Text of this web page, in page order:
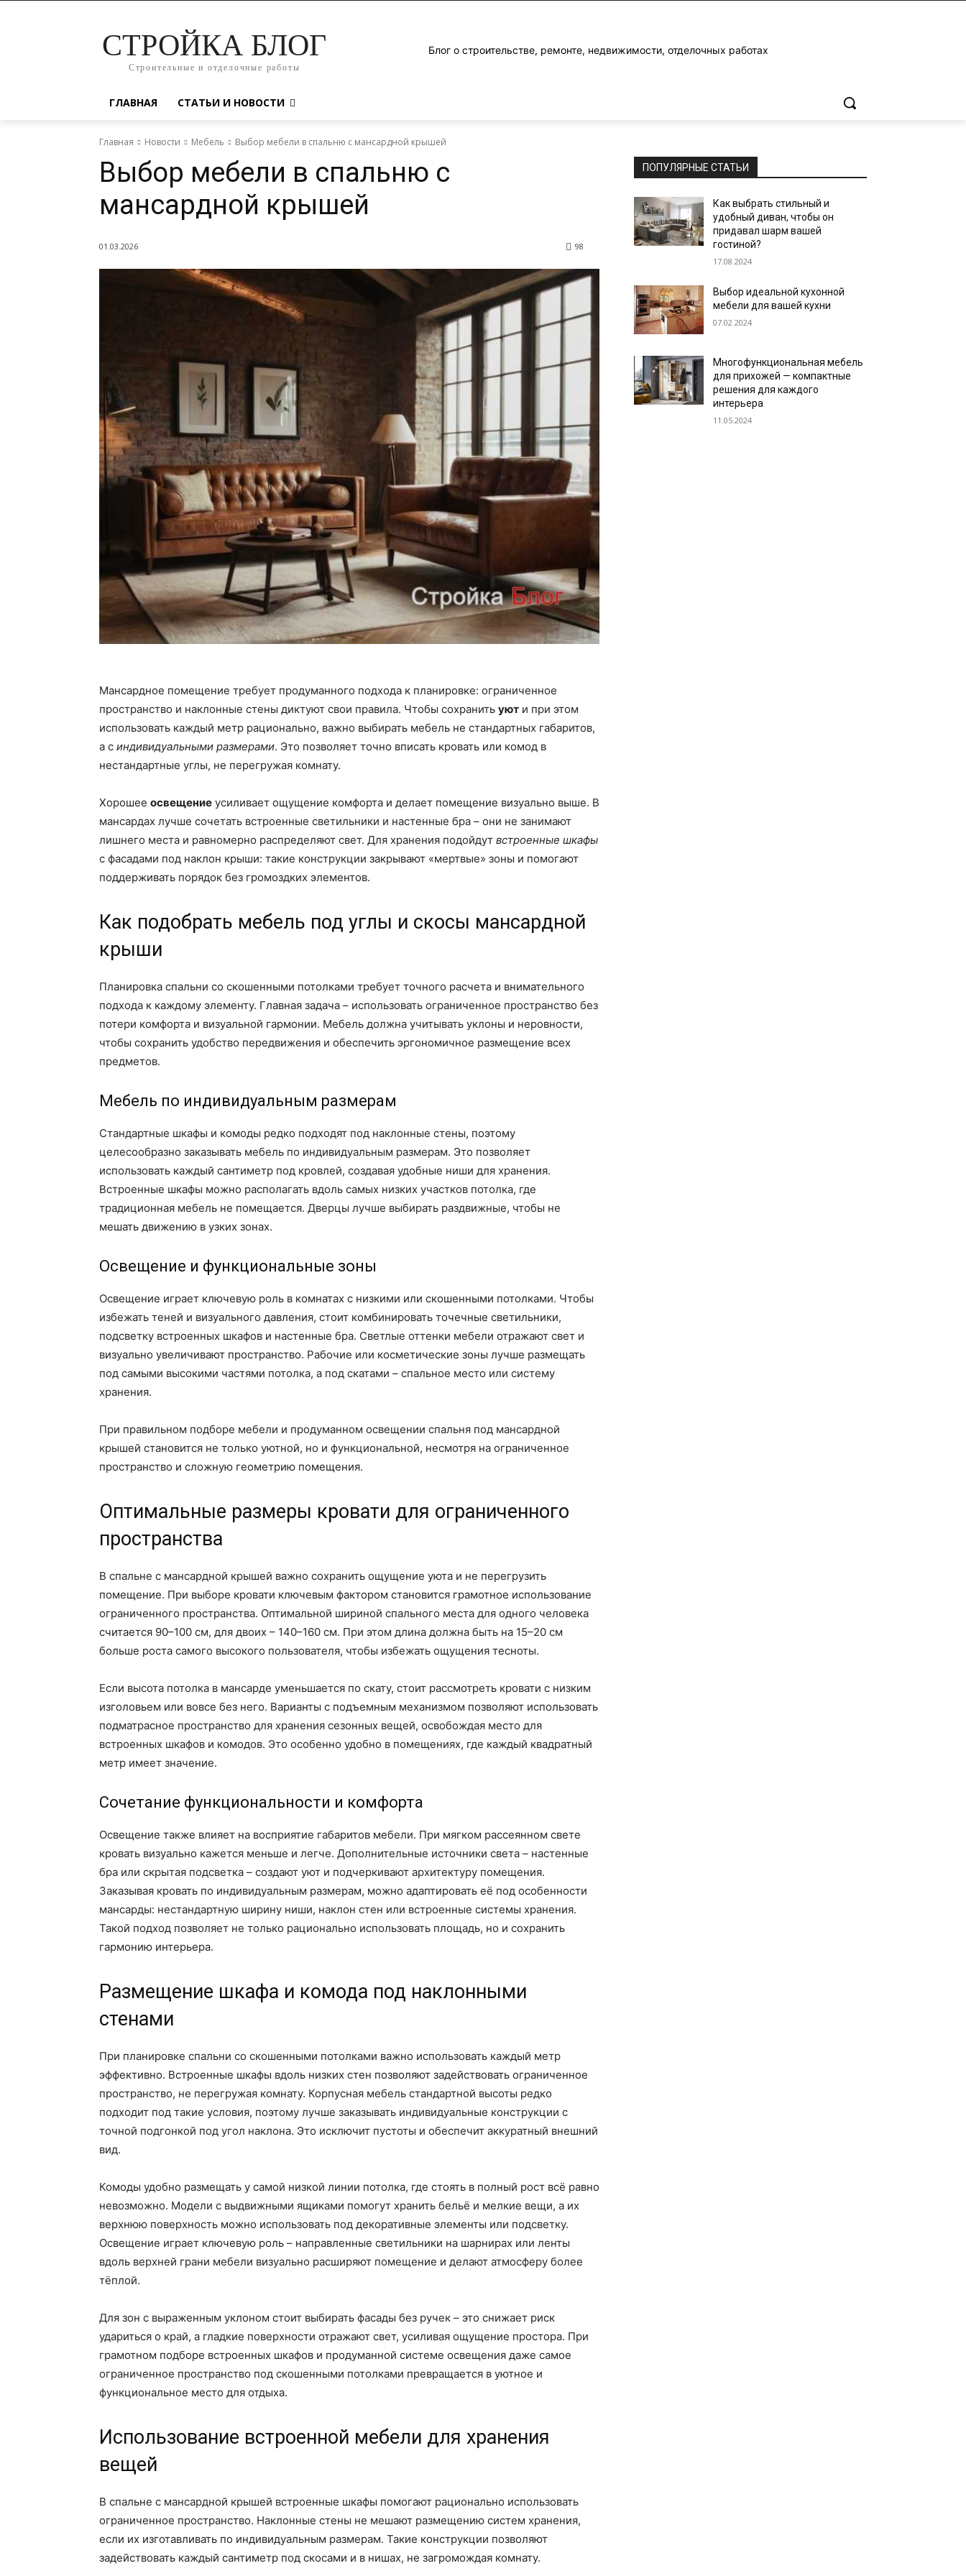
СТРОЙКА БЛОГ
Строительные и отделочные работы
Блог о строительстве, ремонте, недвижимости, отделочных работах
ГЛАВНАЯ СТАТЬИ И НОВОСТИ
Главная Новости Мебель Выбор мебели в спальню с мансардной крышей
Выбор мебели в спальню с
мансардной крышей
01.03.2026 98
Мансардное помещение требует продуманного подхода к планировке: ограниченное
пространство и наклонные стены диктуют свои правила. Чтобы сохранить уют и при этом
использовать каждый метр рационально, важно выбирать мебель не стандартных габаритов,
а с индивидуальными размерами. Это позволяет точно вписать кровать или комод в
нестандартные углы, не перегружая комнату.
Хорошее освещение усиливает ощущение комфорта и делает помещение визуально выше. В
мансардах лучше сочетать встроенные светильники и настенные бра – они не занимают
лишнего места и равномерно распределяют свет. Для хранения подойдут встроенные шкафы
с фасадами под наклон крыши: такие конструкции закрывают «мертвые» зоны и помогают
поддерживать порядок без громоздких элементов.
Как подобрать мебель под углы и скосы мансардной
крыши
Планировка спальни со скошенными потолками требует точного расчета и внимательного
подхода к каждому элементу. Главная задача – использовать ограниченное пространство без
потери комфорта и визуальной гармонии. Мебель должна учитывать уклоны и неровности,
чтобы сохранить удобство передвижения и обеспечить эргономичное размещение всех
предметов.
Мебель по индивидуальным размерам
Стандартные шкафы и комоды редко подходят под наклонные стены, поэтому
целесообразно заказывать мебель по индивидуальным размерам. Это позволяет
использовать каждый сантиметр под кровлей, создавая удобные ниши для хранения.
Встроенные шкафы можно располагать вдоль самых низких участков потолка, где
традиционная мебель не помещается. Дверцы лучше выбирать раздвижные, чтобы не
мешать движению в узких зонах.
Освещение и функциональные зоны
Освещение играет ключевую роль в комнатах с низкими или скошенными потолками. Чтобы
избежать теней и визуального давления, стоит комбинировать точечные светильники,
подсветку встроенных шкафов и настенные бра. Светлые оттенки мебели отражают свет и
визуально увеличивают пространство. Рабочие или косметические зоны лучше размещать
под самыми высокими частями потолка, а под скатами – спальное место или систему
хранения.
При правильном подборе мебели и продуманном освещении спальня под мансардной
крышей становится не только уютной, но и функциональной, несмотря на ограниченное
пространство и сложную геометрию помещения.
Оптимальные размеры кровати для ограниченного
пространства
В спальне с мансардной крышей важно сохранить ощущение уюта и не перегрузить
помещение. При выборе кровати ключевым фактором становится грамотное использование
ограниченного пространства. Оптимальной шириной спального места для одного человека
считается 90–100 см, для двоих – 140–160 см. При этом длина должна быть на 15–20 см
больше роста самого высокого пользователя, чтобы избежать ощущения тесноты.
Если высота потолка в мансарде уменьшается по скату, стоит рассмотреть кровати с низким
изголовьем или вовсе без него. Варианты с подъемным механизмом позволяют использовать
подматрасное пространство для хранения сезонных вещей, освобождая место для
встроенных шкафов и комодов. Это особенно удобно в помещениях, где каждый квадратный
метр имеет значение.
Сочетание функциональности и комфорта
Освещение также влияет на восприятие габаритов мебели. При мягком рассеянном свете
кровать визуально кажется меньше и легче. Дополнительные источники света – настенные
бра или скрытая подсветка – создают уют и подчеркивают архитектуру помещения.
Заказывая кровать по индивидуальным размерам, можно адаптировать её под особенности
мансарды: нестандартную ширину ниши, наклон стен или встроенные системы хранения.
Такой подход позволяет не только рационально использовать площадь, но и сохранить
гармонию интерьера.
Размещение шкафа и комода под наклонными
стенами
При планировке спальни со скошенными потолками важно использовать каждый метр
эффективно. Встроенные шкафы вдоль низких стен позволяют задействовать ограниченное
пространство, не перегружая комнату. Корпусная мебель стандартной высоты редко
подходит под такие условия, поэтому лучше заказывать индивидуальные конструкции с
точной подгонкой под угол наклона. Это исключит пустоты и обеспечит аккуратный внешний
вид.
Комоды удобно размещать у самой низкой линии потолка, где стоять в полный рост всё равно
невозможно. Модели с выдвижными ящиками помогут хранить бельё и мелкие вещи, а их
верхнюю поверхность можно использовать под декоративные элементы или подсветку.
Освещение играет ключевую роль – направленные светильники на шарнирах или ленты
вдоль верхней грани мебели визуально расширяют помещение и делают атмосферу более
тёплой.
Для зон с выраженным уклоном стоит выбирать фасады без ручек – это снижает риск
удариться о край, а гладкие поверхности отражают свет, усиливая ощущение простора. При
грамотном подборе встроенных шкафов и продуманной системе освещения даже самое
ограниченное пространство под скошенными потолками превращается в уютное и
функциональное место для отдыха.
Использование встроенной мебели для хранения
вещей
В спальне с мансардной крышей встроенные шкафы помогают рационально использовать
ограниченное пространство. Наклонные стены не мешают размещению систем хранения,
если их изготавливать по индивидуальным размерам. Такие конструкции позволяют
задействовать каждый сантиметр под скосами и в нишах, не загромождая комнату.
ПОПУЛЯРНЫЕ СТАТЬИ
Как выбрать стильный и
удобный диван, чтобы он
придавал шарм вашей
гостиной?
17.08.2024
Выбор идеальной кухонной
мебели для вашей кухни
07.02.2024
Многофункциональная мебель
для прихожей — компактные
решения для каждого
интерьера
11.05.2024